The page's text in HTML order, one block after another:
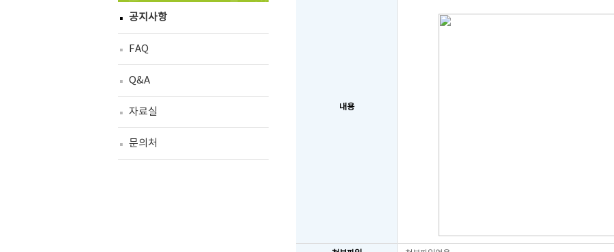
공지사항
FAQ
Q&A
자료실
문의처
내용